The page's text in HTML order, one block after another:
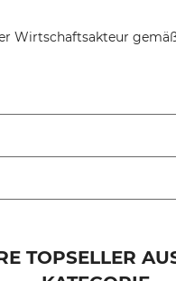
Wirtschaftsakteur
info@weiss-
für Stewe-
TOPSELLER